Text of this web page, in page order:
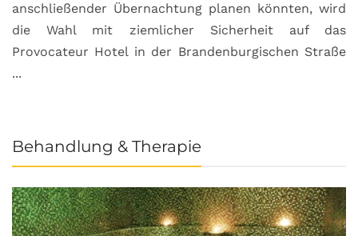
anschließender Übernachtung planen könnten, wird
die Wahl mit ziemlicher Sicherheit auf das
Provocateur Hotel in der Brandenburgischen Straße
...
Behandlung & Therapie